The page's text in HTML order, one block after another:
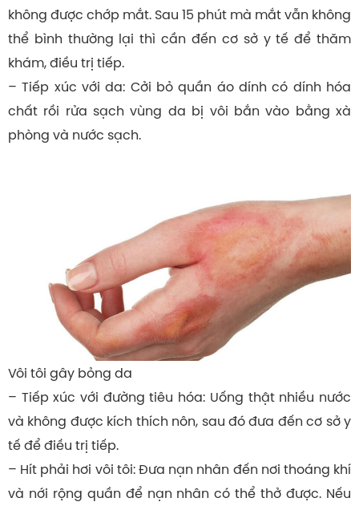
không được chớp mắt. Sau 15 phút mà mắt vẫn không
thể bình thường lại thì cần đến cơ sở y tế để thăm
khám, điều trị tiếp.
– Tiếp xúc với da: Cởi bỏ quần áo dính có dính hóa
chất rồi rửa sạch vùng da bị vôi bắn vào bằng xà
phòng và nước sạch.
Vôi tôi gây bỏng da
– Tiếp xúc với đường tiêu hóa: Uống thật nhiều nước
và không được kích thích nôn, sau đó đưa đến cơ sở y
tế để điều trị tiếp.
– Hít phải hơi vôi tôi: Đưa nạn nhân đến nơi thoáng khí
và nới rộng quần để nạn nhân có thể thở được. Nếu